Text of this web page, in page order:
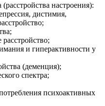
настроения):
дистимия,
и гиперактивности у
(деменция);
спектра;
психоактивных